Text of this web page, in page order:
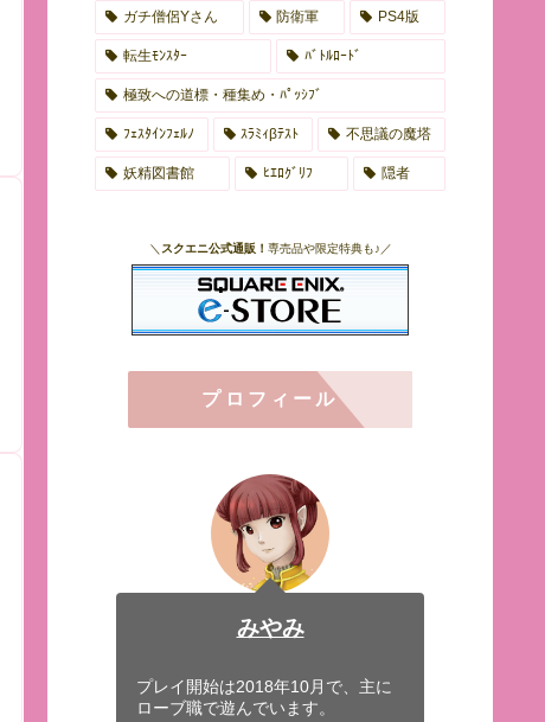
ガチ僧侶Yさん 防衛軍 PS4版
転生ﾓﾝｽﾀｰ ﾊﾞﾄﾙﾛｰﾄﾞ
極致への道標・種集め・ﾊﾟｯｼﾌﾞ
ﾌｪｽﾀｲﾝﾌｪﾙﾉ ｽﾗﾐｨβﾃｽﾄ 不思議の魔塔
妖精図書館 ﾋｴﾛｸﾞﾘﾌ 隠者
＼ スクエニ公式通販！ 専売品や限定特典も♪／
プロフィール
みやみ
プレイ開始は2018年10月で、主に
ローブ職で遊んでいます。